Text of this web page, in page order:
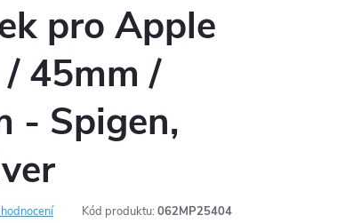
pro Apple
45mm /
- Spigen,
Kód produktu: 062MP25404